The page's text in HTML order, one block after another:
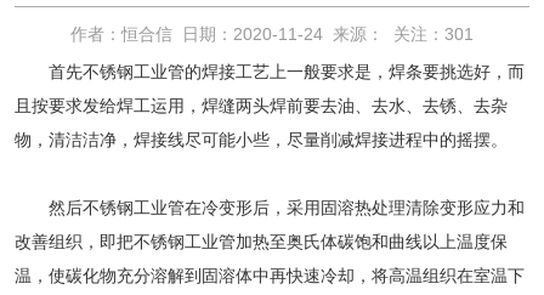
作者：恒合信 日期：2020-11-24 来源： 关注： 301
首先不锈钢工业管的焊接工艺上一般要求是，焊条要挑选好，而
且按要求发给焊工运用，焊缝两头焊前要去油、去水、去锈、去杂
物，清洁洁净，焊接线尽可能小些，尽量削减焊接进程中的摇摆。
然后不锈钢工业管在冷变形后，采用固溶热处理清除变形应力和
改善组织，即把不锈钢工业管加热至奥氏体碳饱和曲线以上温度保
温，使碳化物充分溶解到固溶体中再快速冷却，将高温组织在室温下